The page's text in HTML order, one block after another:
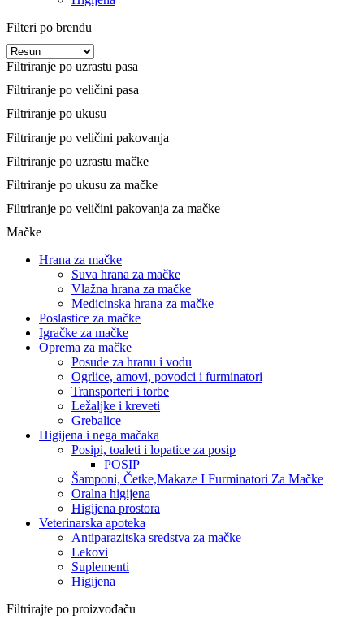
Filteri po brendu
Filtriranje po uzrastu pasa
Filtriranje po veličini pasa
Filtriranje po ukusu
Filtriranje po veličini pakovanja
Filtriranje po uzrastu mačke
Filtriranje po ukusu za mačke
Filtriranje po veličini pakovanja za mačke
Mačke
Hrana za mačke
Suva hrana za mačke
Vlažna hrana za mačke
Medicinska hrana za mačke
Poslastice za mačke
Igračke za mačke
Oprema za mačke
Posude za hranu i vodu
Ogrlice, amovi, povodci i furminatori
Transporteri i torbe
Ležaljke i kreveti
Grebalice
Higijena i nega mačaka
Posipi, toaleti i lopatice za posip
POSIP
Šamponi, Četke,Makaze I Furminatori Za Mačke
Oralna higijena
Higijena prostora
Veterinarska apoteka
Antiparazitska sredstva za mačke
Lekovi
Suplementi
Higijena
Filtrirajte po proizvođaču